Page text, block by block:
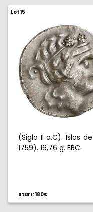
Lot 15
(Siglo II a.C). Islas
1759). 16,76 g. EBC.
Start: 180€